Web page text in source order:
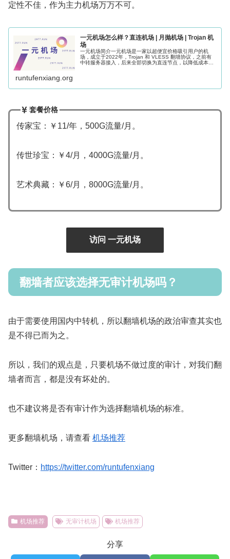
定性不佳，作为主力机场万万不可。
一元机场怎么样？直连机场 | 月抛机场 | Trojan 机
场
一元机场简介一元机场是一家以超便宜价格吸引用户的机
场，成立于2022年，Trojan 和 VLESS 翻墙协议，之前有
中转服务器接入，后来全部切换为直连节点，以降低成本。
runtufenxiang.org
套餐价格
传家宝：￥11/年，500G流量/月。
传世珍宝：￥4/月，4000G流量/月。
艺术典藏：￥6/月，8000G流量/月。
访问 一元机场
翻墙者应该选择无审计机场吗？
由于需要使用国内中转机，所以翻墙机场的政治审查其实也
是不得已而为之。
所以，我们的观点是，只要机场不做过度的审计，对我们翻
墙者而言，都是没有坏处的。
也不建议将是否有审计作为选择翻墙机场的标准。
更多翻墙机场，请查看 机场推荐
Twitter： https://twitter.com/runtufenxiang
机场推荐 无审计机场 机场推荐
分享